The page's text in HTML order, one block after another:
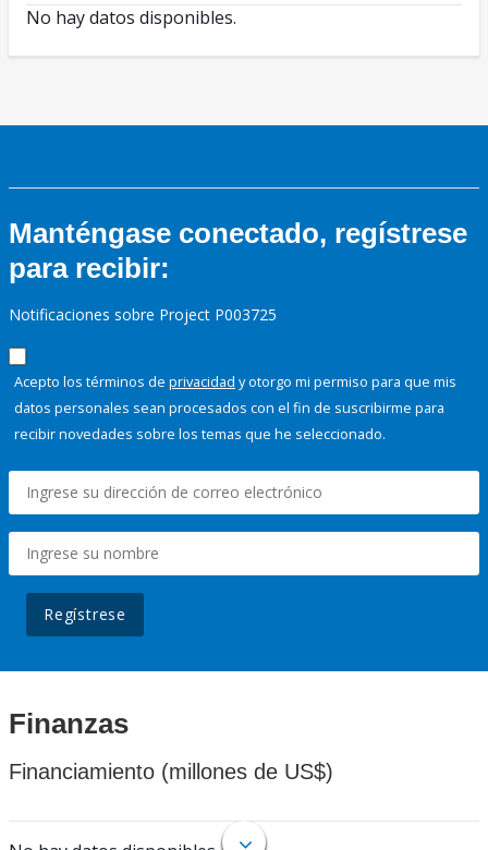
No hay datos disponibles.
Manténgase conectado, regístrese
para recibir:
Notificaciones sobre Project P003725
Acepto los términos de privacidad y otorgo mi permiso para que mis
datos personales sean procesados con el fin de suscribirme para
recibir novedades sobre los temas que he seleccionado.
Regístrese
Finanzas
Financiamiento (millones de US$)